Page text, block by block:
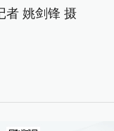
者 姚剑锋 摄